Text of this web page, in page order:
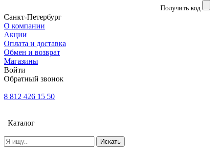
Санкт-Петербург
О компании
Акции
Оплата и доставка
Обмен и возврат
Магазины
Войти
Обратный звонок
8 812 426 15 50
Искать
Получить код